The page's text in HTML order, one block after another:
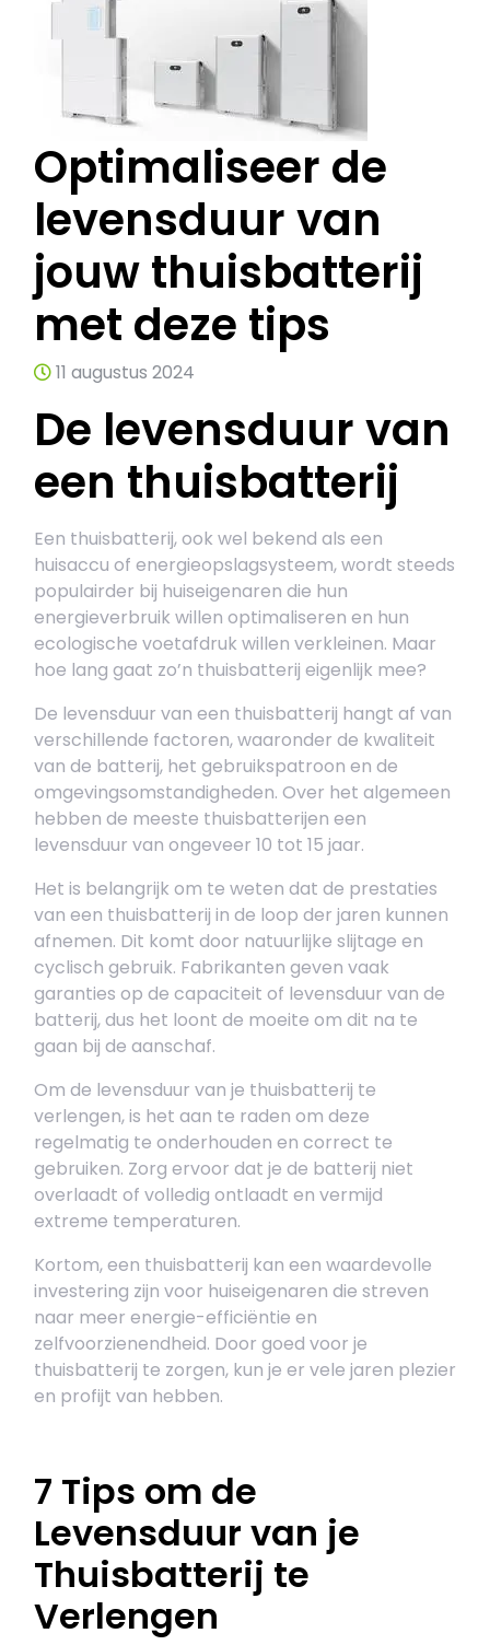
Optimaliseer de
levensduur van
jouw thuisbatterij
met deze tips
11 augustus 2024
De levensduur van
een thuisbatterij
Een thuisbatterij, ook wel bekend als een
huisaccu of energieopslagsysteem, wordt steeds
populairder bij huiseigenaren die hun
energieverbruik willen optimaliseren en hun
ecologische voetafdruk willen verkleinen. Maar
hoe lang gaat zo’n thuisbatterij eigenlijk mee?
De levensduur van een thuisbatterij hangt af van
verschillende factoren, waaronder de kwaliteit
van de batterij, het gebruikspatroon en de
omgevingsomstandigheden. Over het algemeen
hebben de meeste thuisbatterijen een
levensduur van ongeveer 10 tot 15 jaar.
Het is belangrijk om te weten dat de prestaties
van een thuisbatterij in de loop der jaren kunnen
afnemen. Dit komt door natuurlijke slijtage en
cyclisch gebruik. Fabrikanten geven vaak
garanties op de capaciteit of levensduur van de
batterij, dus het loont de moeite om dit na te
gaan bij de aanschaf.
Om de levensduur van je thuisbatterij te
verlengen, is het aan te raden om deze
regelmatig te onderhouden en correct te
gebruiken. Zorg ervoor dat je de batterij niet
overlaadt of volledig ontlaadt en vermijd
extreme temperaturen.
Kortom, een thuisbatterij kan een waardevolle
investering zijn voor huiseigenaren die streven
naar meer energie-efficiëntie en
zelfvoorzienendheid. Door goed voor je
thuisbatterij te zorgen, kun je er vele jaren plezier
en profijt van hebben.
7 Tips om de
Levensduur van je
Thuisbatterij te
Verlengen